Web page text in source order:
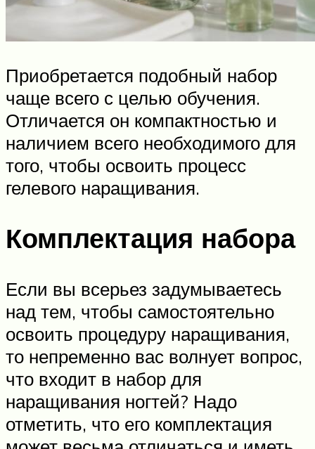
Приобретается подобный набор
чаще всего с целью обучения.
Отличается он компактностью и
наличием всего необходимого для
того, чтобы освоить процесс
гелевого наращивания.
Комплектация набора
Если вы всерьез задумываетесь
над тем, чтобы самостоятельно
освоить процедуру наращивания,
то непременно вас волнует вопрос,
что входит в набор для
наращивания ногтей? Надо
отметить, что его комплектация